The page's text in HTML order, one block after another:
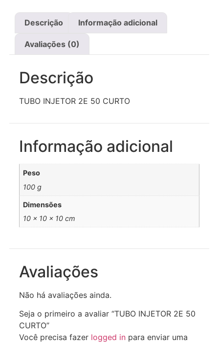
Descrição Informação adicional
Avaliações (0)
Descrição
TUBO INJETOR 2E 50 CURTO
Informação adicional
Peso
100 g
Dimensões
10 × 10 × 10 cm
Avaliações
Não há avaliações ainda.
Seja o primeiro a avaliar “TUBO INJETOR 2E 50
CURTO”
Você precisa fazer logged in para enviar uma